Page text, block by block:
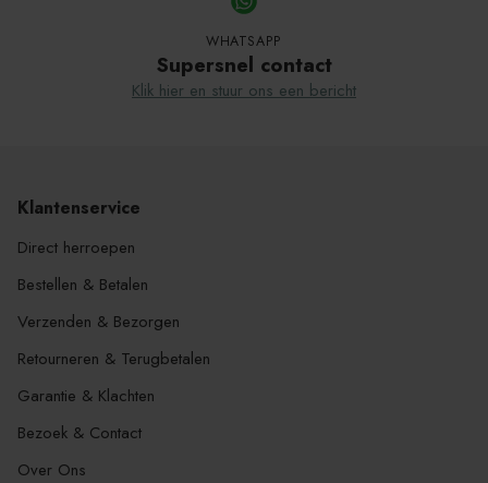
WHATSAPP
Supersnel contact
Klik hier en stuur ons een bericht
Klantenservice
Direct herroepen
Bestellen & Betalen
Verzenden & Bezorgen
Retourneren & Terugbetalen
Garantie & Klachten
Bezoek & Contact
Over Ons